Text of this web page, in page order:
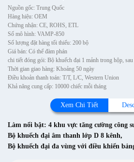
Nguồn gốc: Trung Quốc
Hàng hiệu: OEM
Chứng nhận: CE, ROHS, ETL
Số mô hình: VAMP-850
Số lượng đặt hàng tối thiểu: 200 bộ
Giá bán: Có thể đàm phán
chi tiết đóng gói: Bộ khuếch đại 1 mảnh trong hộp,
Thời gian giao hàng: Khoảng 50 ngày
Điều khoản thanh toán: T/T, L/C, Western Union
Khả năng cung cấp: 10000 chiếc mỗi tháng
Xem Chi Tiết
Làm nổi bật: 4 khu vực tăng cường công
Bộ khuếch đại âm thanh lớp D 8 kênh,
Bộ khuếch đại đa vùng với điều khiển